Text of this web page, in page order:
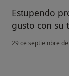
Estupendo
gusto con su
29 de septiembre de